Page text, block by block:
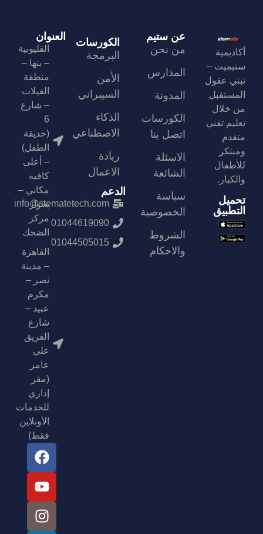
أكاديمية
ستيميت –
نبني عقول
المستقبل
من خلال
تعليم تقني
متقدم
ومبتكر
للأطفال
والكبار.
تحميل
التطبيق
عن ستيم
من نحن
المدارس
المدونة
الكورسات
اتصل بنا
الاسئلة
الشائعة
سياسة
الخصوصية
الشروط
والاحكام
الكورسات
البرمجة
الأمن
السيبراني
الذكاء
الاصطناعي
ريادة
الاعمال
الدعم
info@stematetech.com
01044619090
01044505015
العنوان
القليوبية
– بنها –
منطقة
الفيلات
– شارع
6
(حديقة
الطفل)
– أعلى
كافيه
مكاني –
بجوار
مركز
الضحك
القاهرة
– مدينة
نصر –
مكرم
عبيد –
شارع
الفريق
علي
عامر
(مقر
إداري
للخدمات
الأونلاين
فقط)